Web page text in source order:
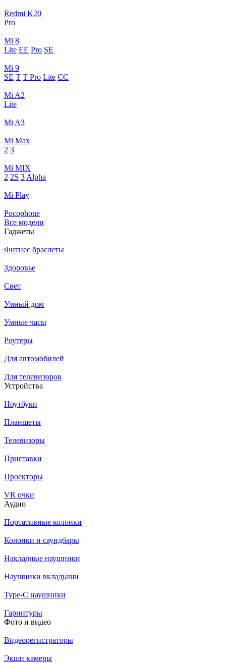
Redmi K20
Pro
Mi 8
Lite EE Pro SE
Mi 9
SE T T Pro Lite CC
Mi A2
Lite
Mi A3
Mi Max
2 3
Mi MIX
2 2S 3 Alpha
Mi Play
Pocophone
Все модели
Гаджеты
Фитнес браслеты
Здоровье
Свет
Умный дом
Умные часы
Роутеры
Для автомобилей
Для телевизоров
Устройства
Ноутбуки
Планшеты
Телевизоры
Приставки
Проекторы
VR очки
Аудио
Портативные колонки
Колонки и саундбары
Накладные наушники
Наушники вкладыши
Type-C наушники
Гарнитуры
Фото и видео
Видеорегистраторы
Экшн камеры